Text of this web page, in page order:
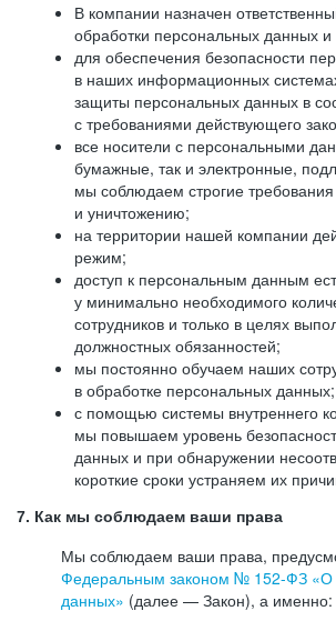
В компании назначен
обработки персональных данных и
для обеспечения безопасности
в наших информационных
защиты персональных данных в
с требованиями действующего
все носители с персональными
бумажные, так и электронные,
мы соблюдаем строгие
и уничтожению;
на территории нашей компании
режим;
доступ к персональным данным
у минимально необходимого
сотрудников и только в целях
должностных обязанностей;
мы постоянно обучаем наших
в обработке персональных данных;
с помощью системы внутреннего
мы повышаем уровень
данных и при обнаружении
короткие сроки устраняем их
7. Как мы соблюдаем ваши права
Мы соблюдаем ваши права,
Федеральным законом № 152-ФЗ «О
данных» (далее — Закон), а именно: